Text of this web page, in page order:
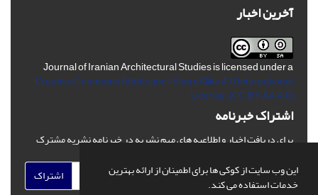
این وب سایت از کوکی ها برای اطمینان از ارائه بهترین
خدمات استفاده می کند.
آخرین اخبار
Journal of Iranian Architectural Studies is licensed under a
Creative Commons Attribution-ShareAlike 4.0 International
License. (CC BY-AA 4.0)
اشتراک خبرنامه
برای دریافت اخبار و اطلاعیه های مهم نشریه در خبرنامه نشریه مشترک
اشتراک